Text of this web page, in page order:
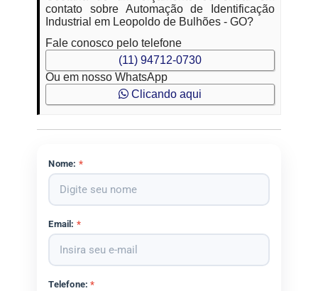
contato sobre Automação de Identificação
Industrial em Leopoldo de Bulhões - GO?
Fale conosco pelo telefone
(11) 94712-0730
Ou em nosso WhatsApp
Clicando aqui
Nome: *
Email: *
Telefone:*